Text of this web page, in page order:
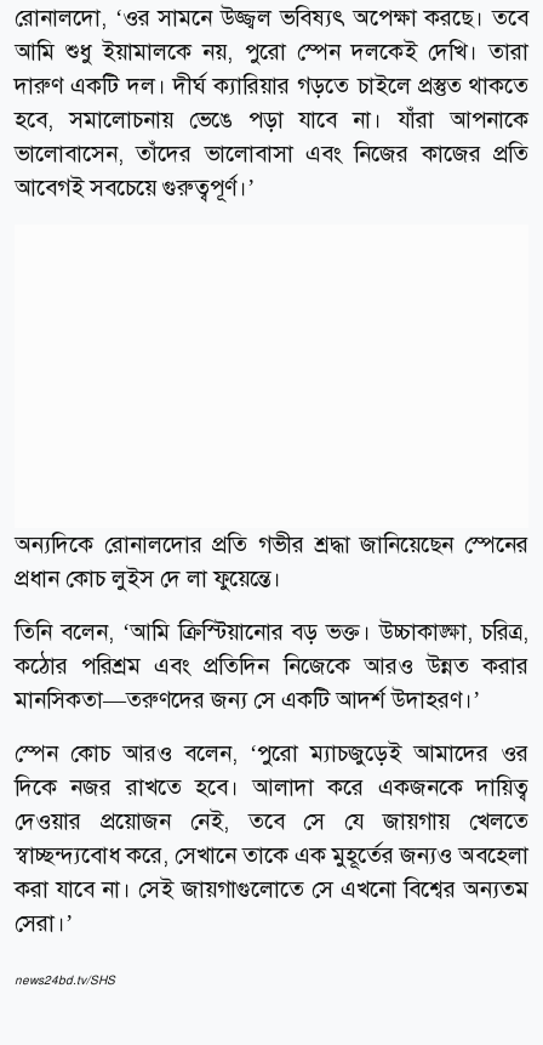
রোনালদো, ‘ওর সামনে উজ্জ্বল ভবিষ্যৎ অপেক্ষা করছে। তবে
আমি শুধু ইয়ামালকে নয়, পুরো স্পেন দলকেই দেখি। তারা
দারুণ একটি দল। দীর্ঘ ক্যারিয়ার গড়তে চাইলে প্রস্তুত থাকতে
হবে, সমালোচনায় ভেঙে পড়া যাবে না। যাঁরা আপনাকে
ভালোবাসেন, তাঁদের ভালোবাসা এবং নিজের কাজের প্রতি
আবেগই সবচেয়ে গুরুত্বপূর্ণ।’
অন্যদিকে রোনালদোর প্রতি গভীর শ্রদ্ধা জানিয়েছেন স্পেনের
প্রধান কোচ লুইস দে লা ফুয়েন্তে।
তিনি বলেন, ‘আমি ক্রিস্টিয়ানোর বড় ভক্ত। উচ্চাকাঙ্ক্ষা, চরিত্র,
কঠোর পরিশ্রম এবং প্রতিদিন নিজেকে আরও উন্নত করার
মানসিকতা—তরুণদের জন্য সে একটি আদর্শ উদাহরণ।’
স্পেন কোচ আরও বলেন, ‘পুরো ম্যাচজুড়েই আমাদের ওর
দিকে নজর রাখতে হবে। আলাদা করে একজনকে দায়িত্ব
দেওয়ার প্রয়োজন নেই, তবে সে যে জায়গায় খেলতে
স্বাচ্ছন্দ্যবোধ করে, সেখানে তাকে এক মুহূর্তের জন্যও অবহেলা
করা যাবে না। সেই জায়গাগুলোতে সে এখনো বিশ্বের অন্যতম
সেরা।’
news24bd.tv/SHS